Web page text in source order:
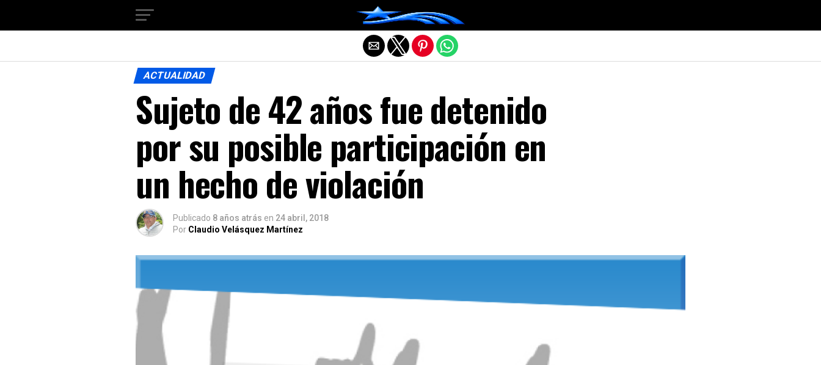
ACTUALIDAD
Sujeto de 42 años fue detenido
por su posible participación en
un hecho de violación
Publicado 8 años atrás en 24 abril, 2018
Por Claudio Velásquez Martínez
Salir de la versión móvil